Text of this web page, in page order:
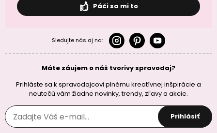
Páči sa mi to
Sledujte nás aj na:
Máte záujem o náš tvorivy spravodaj?
Prihláste sa k spravodajcovi plnému kreatívnej inšpirácie a
neutečú vám žiadne novinky, trendy, zľavy a akcie.
Prihlásiť